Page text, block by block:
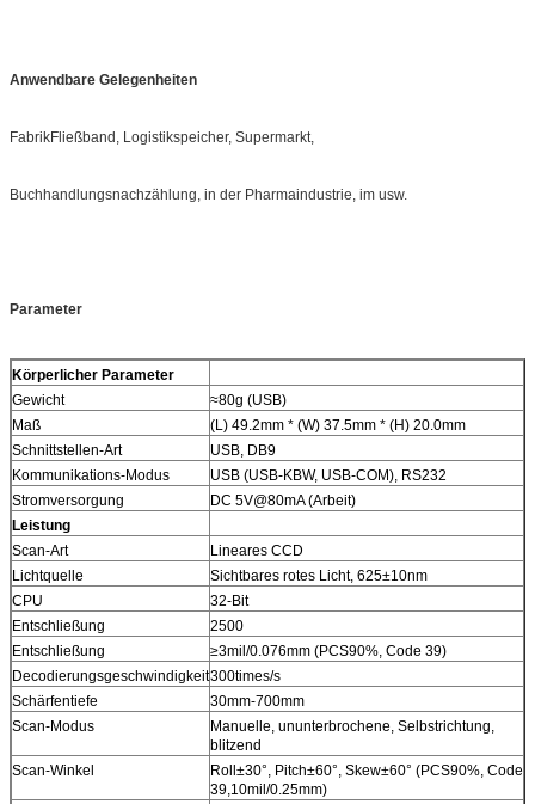
Anwendbare Gelegenheiten
FabrikFließband, Logistikspeicher, Supermarkt,
Buchhandlungsnachzählung, in der Pharmaindustrie, im usw.
Parameter
Körperlicher Parameter
Gewicht
≈80g (USB)
Maß
(L) 49.2mm * (W) 37.5mm * (H) 20.0mm
Schnittstellen-Art
USB, DB9
Kommunikations-Modus
USB (USB-KBW, USB-COM), RS232
Stromversorgung
DC 5V@80mA (Arbeit)
Leistung
Scan-Art
Lineares CCD
Lichtquelle
Sichtbares rotes Licht, 625±10nm
CPU
32-Bit
Entschließung
2500
Entschließung
≥3mil/0.076mm (PCS90%, Code 39)
Decodierungsgeschwindigkeit300times/s
Schärfentiefe
30mm-700mm
Scan-Modus
Manuelle, ununterbrochene, Selbstrichtung,
blitzend
Scan-Winkel
Roll±30°, Pitch±60°, Skew±60° (PCS90%, Code
39,10mil/0.25mm)